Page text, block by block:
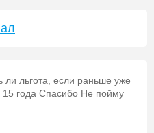
ли льгота, если раньше уже
года Спасибо Не пойму